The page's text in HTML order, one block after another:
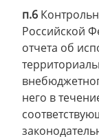
п.6
Российской
отчета об
него в